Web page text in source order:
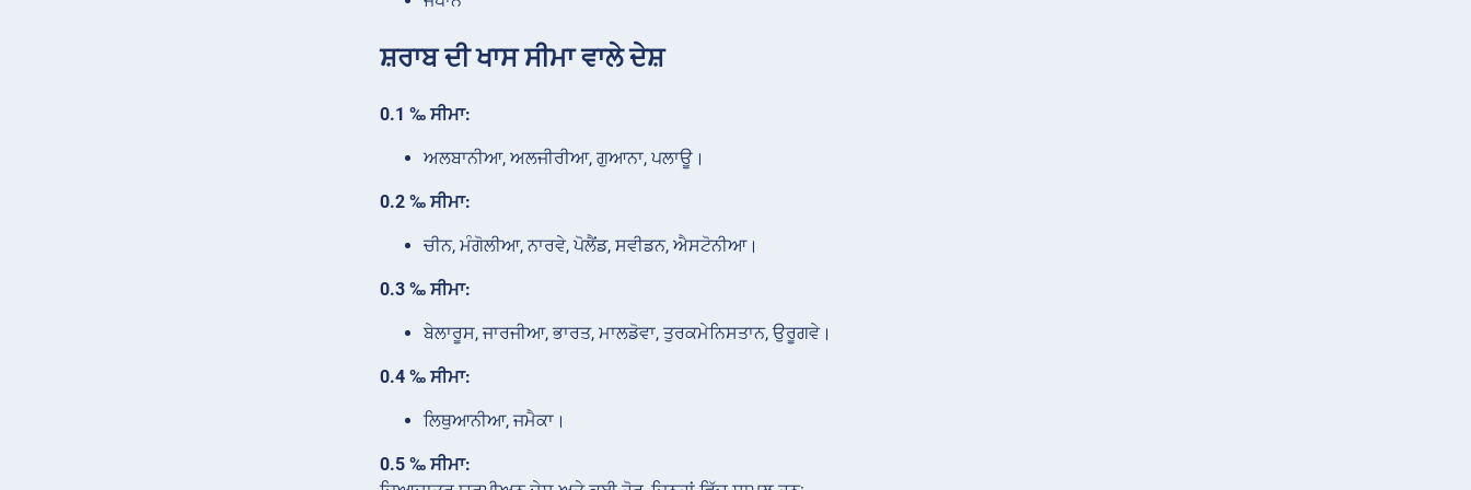
ਸ਼ਰਾਬ ਦੀ ਖਾਸ ਸੀਮਾ ਵਾਲੇ ਦੇਸ਼
0.1 ‰ ਸੀਮਾ:
ਅਲਬਾਨੀਆ, ਅਲਜੀਰੀਆ, ਗੁਆਨਾ, ਪਲਾਊ।
0.2 ‰ ਸੀਮਾ:
ਚੀਨ, ਮੰਗੋਲੀਆ, ਨਾਰਵੇ, ਪੋਲੈਂਡ, ਸਵੀਡਨ, ਐਸਟੋਨੀਆ।
0.3 ‰ ਸੀਮਾ:
ਬੇਲਾਰੂਸ, ਜਾਰਜੀਆ, ਭਾਰਤ, ਮਾਲਡੋਵਾ, ਤੁਰਕਮੇਨਿਸਤਾਨ, ਉਰੂਗਵੇ।
0.4 ‰ ਸੀਮਾ:
ਲਿਥੁਆਨੀਆ, ਜਮੈਕਾ।
0.5 ‰ ਸੀਮਾ: